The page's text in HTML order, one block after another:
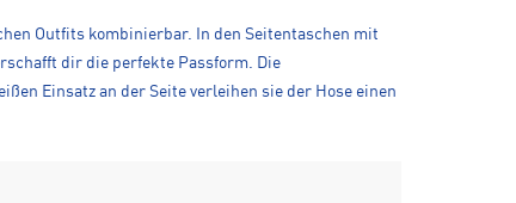
Outfits kombinierbar. In den Seitentaschen mit
dir die perfekte Passform. Die
Einsatz an der Seite verleihen sie der Hose einen